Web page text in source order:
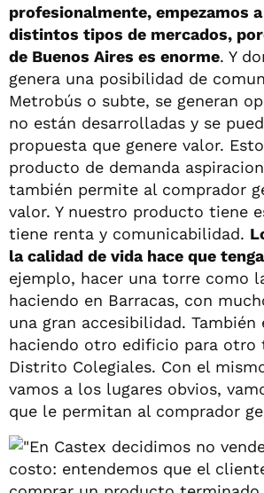
profesionalmente, empezamos
distintos tipos de mercados,
de Buenos Aires es enorme. Y
genera una posibilidad de
Metrobús o subte, se generan
no están desarrolladas y se
propuesta que genere valor.
producto de demanda
también permite al comprador
valor. Y nuestro producto tiene
tiene renta y comunicabilidad.
la calidad de vida hace que
ejemplo, hacer una torre como
haciendo en Barracas, con
una gran accesibilidad. También
haciendo otro edificio para otro
Distrito Colegiales. Con el
vamos a los lugares obvios,
que le permitan al comprador